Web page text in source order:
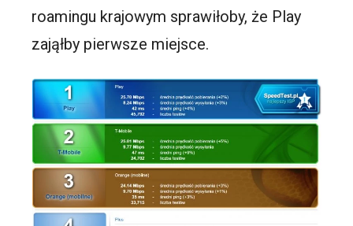
roamingu krajowym sprawiłoby, że Play
zająłby pierwsze miejsce.